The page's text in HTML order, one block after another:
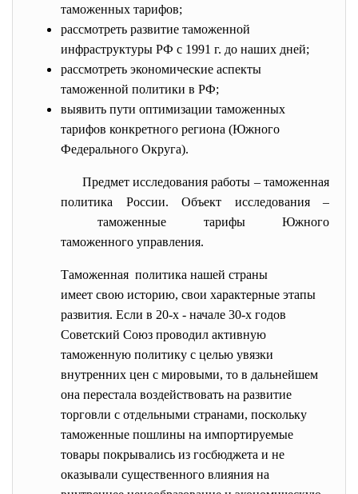
таможенных тарифов;
рассмотреть развитие таможенной
инфраструктуры РФ с 1991 г. до наших дней;
рассмотреть экономические аспекты
таможенной политики в РФ;
выявить пути оптимизации таможенных
тарифов конкретного региона (Южного
Федерального Округа).
Предмет исследования работы – таможенная
политика России. Объект исследования –
таможенные тарифы Южного
таможенного управления.
Таможенная политика нашей страны
имеет свою историю, свои характерные этапы
развития. Если в 20-х - начале 30-х годов
Советский Союз проводил активную
таможенную политику с целью увязки
внутренних цен с мировыми, то в дальнейшем
она перестала воздействовать на развитие
торговли с отдельными странами, поскольку
таможенные пошлины на импортируемые
товары покрывались из госбюджета и не
оказывали существенного влияния на